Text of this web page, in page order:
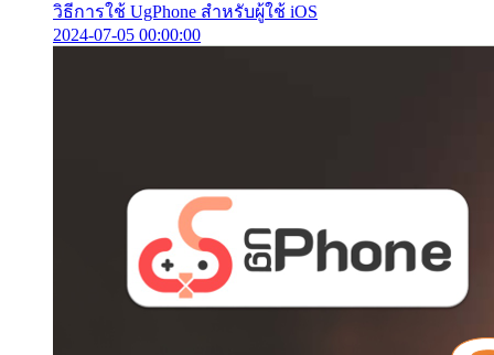
วิธีการใช้ UgPhone สำหรับผู้ใช้ iOS
2024-07-05 00:00:00